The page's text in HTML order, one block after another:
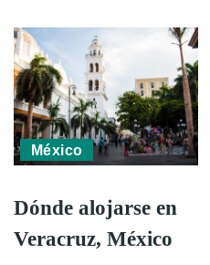
México
Dónde alojarse en
Veracruz, México